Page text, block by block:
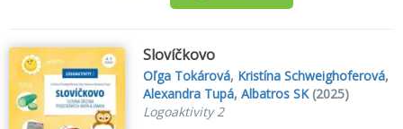
Slovíčkovo
Oľga Tokárová, Kristína Schweighoferová,
Alexandra Tupá,Albatros SK(2025)
Logoaktivity 2